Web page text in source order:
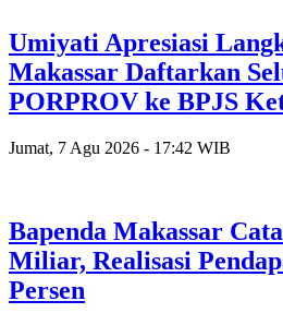
Umiyati Apresiasi
Makassar Daftarkan
PORPROV ke BPJS
Jumat, 7 Agu 2026 - 17:42 WIB
Bapenda Makassar
Miliar, Realisasi
Persen